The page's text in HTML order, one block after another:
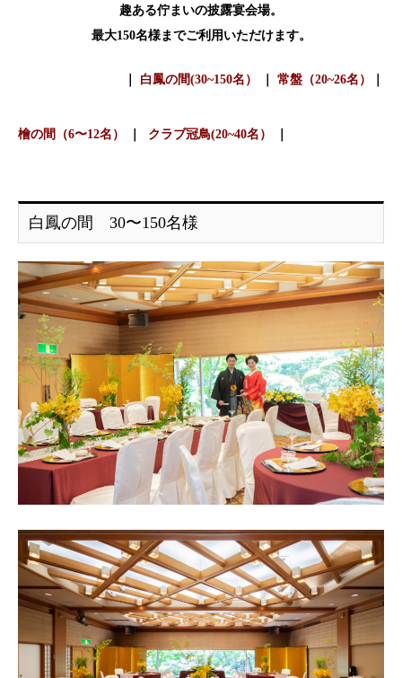
趣ある佇まいの披露宴会場。
最大150名様までご利用いただけます。
白鳳の間(30~150名） 常盤（20~26名）
檜の間（6〜12名） クラブ冠鳥(20~40名）
白鳳の間 30〜150名様